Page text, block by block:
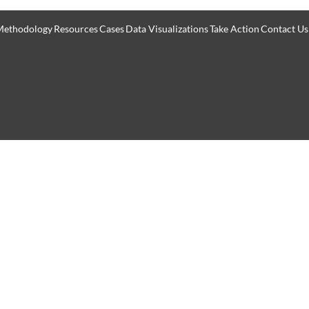
ResourcesCasesData VisualizationsTake ActionContact Us